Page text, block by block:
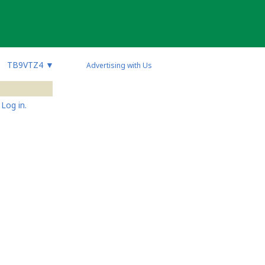
TB9VTZ4 ▼
in.
Advertising with Us